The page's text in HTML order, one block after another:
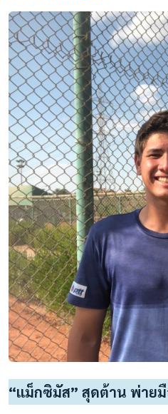
“แม็กซิมัส” สุดต้าน พ่ายมื